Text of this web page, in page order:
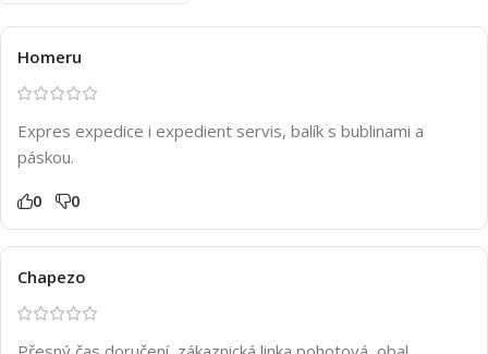
Homeru
Expres expedice i expedient servis, balík s bublinami a
páskou.
0 0
Chapezo